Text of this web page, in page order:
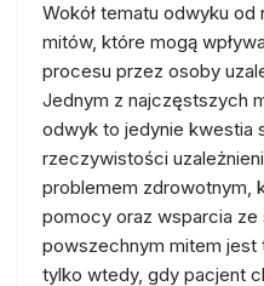
Wokół tematu odwyku
mitów, które mogą
procesu przez osoby
Jednym z najczęstszych
odwyk to jedynie kwestia
rzeczywistości
problemem zdrowotnym,
pomocy oraz wsparcia ze
powszechnym mitem jest
tylko wtedy, gdy pacjent